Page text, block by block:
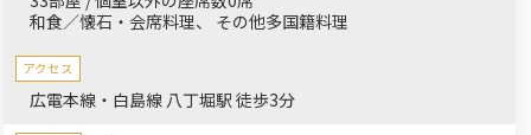
和食／懐石・会席料理
その他多国籍料理
アクセス
広電本線・白島線 八丁堀駅 徒歩3分